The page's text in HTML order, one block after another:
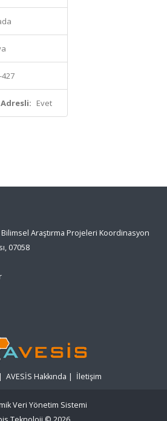
Evet
Araştırma Projeleri Koordinasyon
07058
| AVESİS Hakkında | İletişim
Veri Yönetim Sistemi